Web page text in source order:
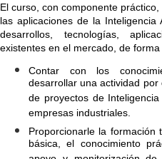
El curso, con componente
las aplicaciones de la
desarrollos, tecnologías,
existentes en el mercado, de
Contar con los
desarrollar una actividad
de proyectos de
empresas industriales.
Proporcionarle la formación
básica, el conocimiento